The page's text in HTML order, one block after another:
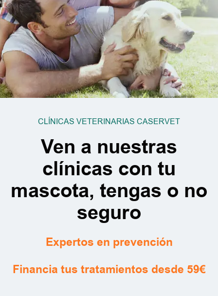
CLÍNICAS VETERINARIAS CASERVET
Ven a nuestras
clínicas con tu
mascota, tengas o no
seguro
Expertos en prevención
Financia tus tratamientos desde 59€